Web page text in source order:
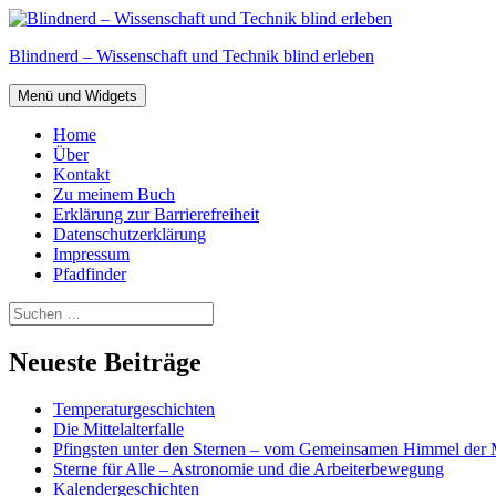
Zum
springen
Blindnerd – Wissenschaft und Technik blind erleben
Menü und Widgets
Home
Über
Kontakt
Zu meinem Buch
Erklärung zur Barrierefreiheit
Datenschutzerklärung
Impressum
Pfadfinder
Suchen
nach:
Neueste Beiträge
Temperaturgeschichten
Die Mittelalterfalle
Pfingsten unter den Sternen – vom Gemeinsamen Himmel der
Sterne für Alle – Astronomie und die Arbeiterbewegung
Kalendergeschichten